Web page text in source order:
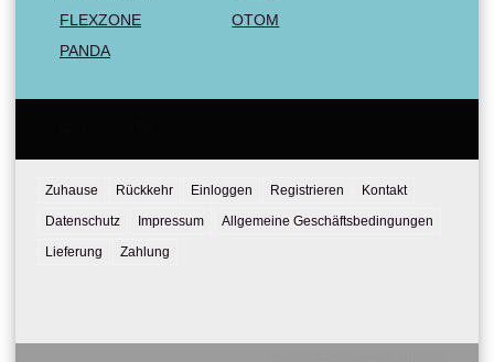
FLEXZONE
OTOM
PANDA
Zuhause Rückkehr Einloggen Registrieren
Kontakt
Datenschutz
Impressum
Allgemeine Geschäftsbedingungen
Lieferung
Zahlung